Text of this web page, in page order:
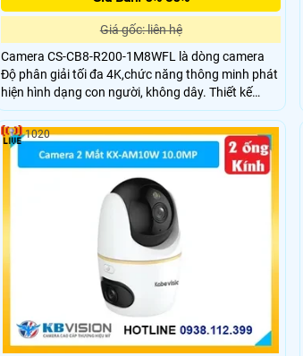
Giá gốc: liên hệ
Camera CS-CB8-R200-1M8WFL là dòng camera
Độ phân giải tối đa 4K,chức năng thông minh phát
hiện hình dạng con người, không dây. Thiết kế
khép kín,tích hợp khe cắm thẻ nhớ Micro SD
512GB,tầm nhìn ban đêm 15m
1020